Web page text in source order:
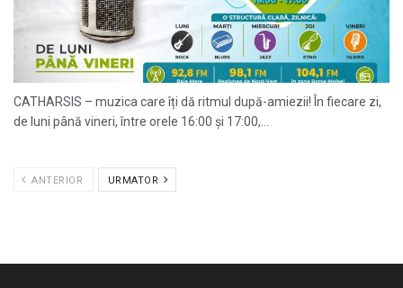
CATHARSIS – muzica care îți dă ritmul după-amiezii! În fiecare zi,
de luni până vineri, între orele 16:00 și 17:00,...
ANTERIOR URMATOR